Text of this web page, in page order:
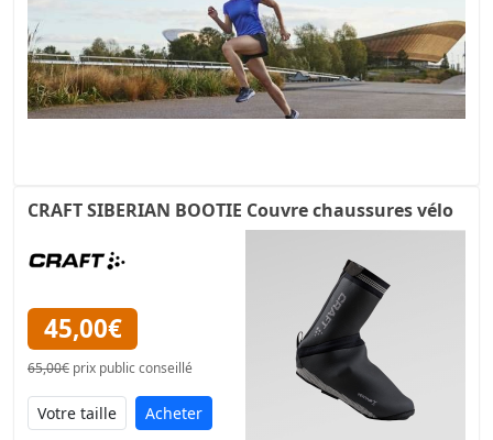
CRAFT SIBERIAN BOOTIE Couvre chaussures vélo
45,00€
65,00€ prix public conseillé
Acheter